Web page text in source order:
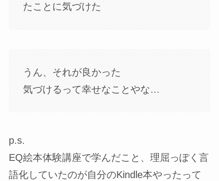
たことに気づけた
うん、それが良かった
気づけるって幸せなことやな…
p.s.
EQ絵本体験講座で学んだこと、理屈っぽく言
語化していたのが自分のKindle本やったって